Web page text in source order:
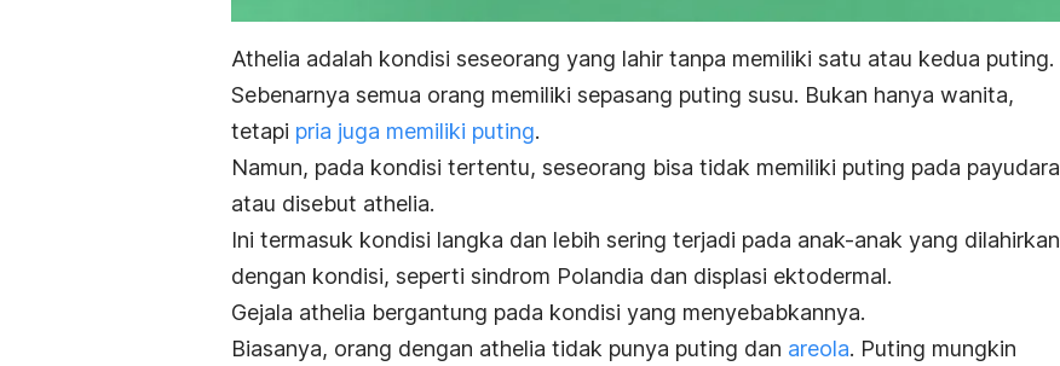
Athelia adalah kondisi seseorang yang lahir tanpa memiliki satu atau kedua puting.
Sebenarnya semua orang memiliki sepasang puting susu. Bukan hanya wanita,
tetapi pria juga memiliki puting.
Namun, pada kondisi tertentu, seseorang bisa tidak memiliki puting pada payudara
atau disebut athelia.
Ini termasuk kondisi langka dan lebih sering terjadi pada anak-anak yang dilahirkan
dengan kondisi, seperti sindrom Polandia dan displasi ektodermal.
Gejala athelia bergantung pada kondisi yang menyebabkannya.
Biasanya, orang dengan athelia tidak punya puting dan areola. Puting mungkin